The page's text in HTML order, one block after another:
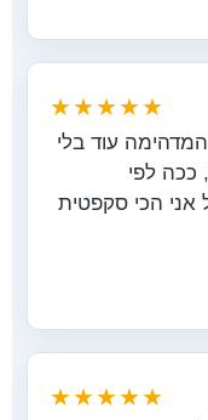
★★★★★
עוד בלי
ככה לפי
אני הכי סקפטית
★★★★★